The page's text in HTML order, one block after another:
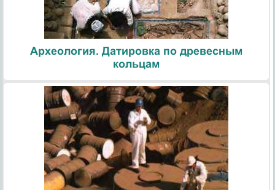
Археология. Датировка по древесным
кольцам